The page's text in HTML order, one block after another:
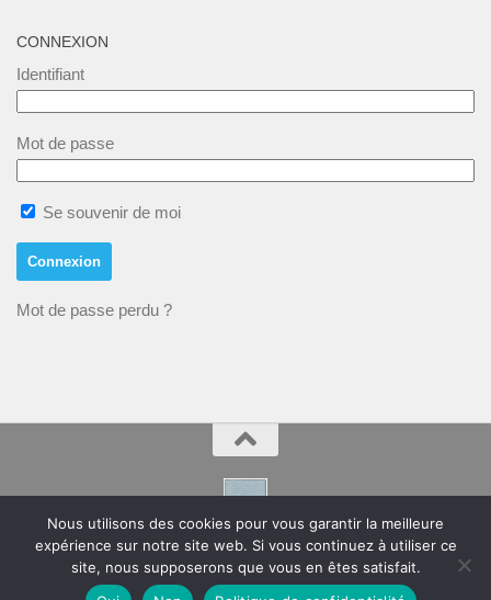
CONNEXION
Identifiant
Mot de passe
Se souvenir de moi
Mot de passe perdu ?
Montpeyroux – Hérault Site de la Mairie
Nous utilisons des cookies pour vous garantir la meilleure
expérience sur notre site web. Si vous continuez à utiliser ce
site, nous supposerons que vous en êtes satisfait.